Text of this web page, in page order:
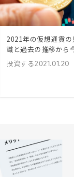
2021年の仮想通貨
識と過去の推移から
投資する2021.01.20